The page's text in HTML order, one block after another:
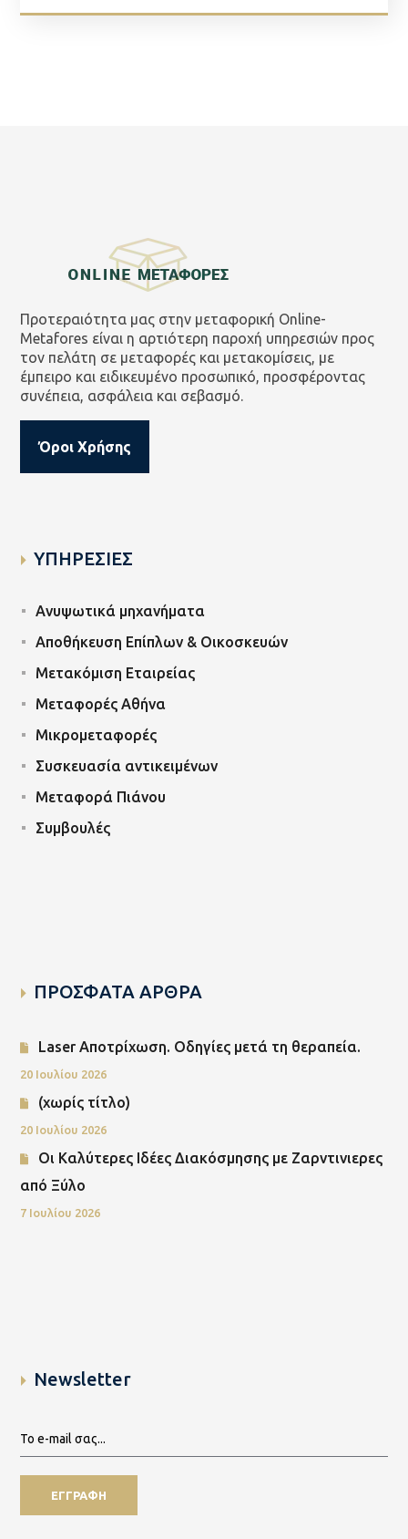
Προτεραιότητα μας στην μεταφορική Online-
Metafores είναι η αρτιότερη παροχή υπηρεσιών προς
τον πελάτη σε μεταφορές και μετακομίσεις, με
έμπειρο και ειδικευμένο προσωπικό, προσφέροντας
συνέπεια, ασφάλεια και σεβασμό.
Όροι Χρήσης
ΥΠΗΡΕΣΙΕΣ
Ανυψωτικά μηχανήματα
Αποθήκευση Επίπλων & Οικοσκευών
Μετακόμιση Εταιρείας
Μεταφορές Αθήνα
Μικρομεταφορές
Συσκευασία αντικειμένων
Μεταφορά Πιάνου
Συμβουλές
ΠΡΟΣΦΑΤΑ ΑΡΘΡΑ
Laser Αποτρίχωση. Οδηγίες μετά τη θεραπεία.
20 Ιουλίου 2026
(χωρίς τίτλο)
20 Ιουλίου 2026
Οι Καλύτερες Ιδέες Διακόσμησης με Ζαρντινιερες
από Ξύλο
7 Ιουλίου 2026
Newsletter